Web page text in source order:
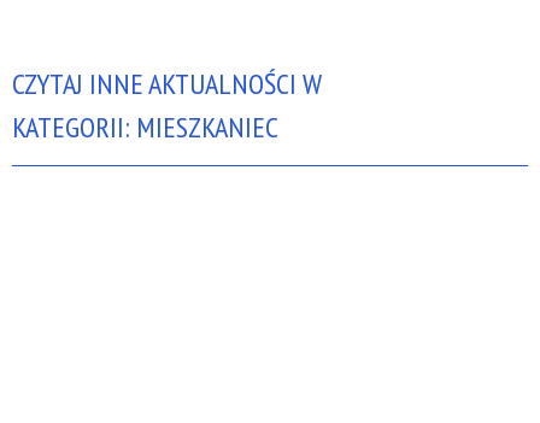
CZYTAJ INNE AKTUALNOŚCI W
KATEGORII: MIESZKANIEC